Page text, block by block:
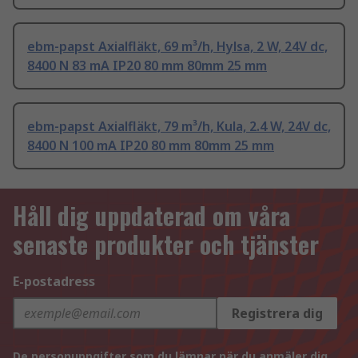
ebm-papst Axialfläkt, 69 m³/h, Hylsa, 2 W, 24V dc,
8400 N 83 mA IP20 80 mm 80mm 25 mm
ebm-papst Axialfläkt, 79 m³/h, Kula, 2.4 W, 24V dc,
8400 N 100 mA IP20 80 mm 80mm 25 mm
Håll dig uppdaterad om våra
senaste produkter och tjänster
E-postadress
Registrera dig